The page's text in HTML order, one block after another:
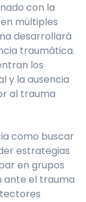
con la
múltiples
desarrollará
traumática.
los
y la ausencia
al trauma
como buscar
estrategias
en grupos
ante el trauma